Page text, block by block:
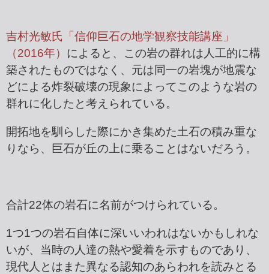
吉村光敏氏「信仰巨石の地学観察技能講座」
（2016年） によると、この岩の群れは人工的に構
築されたものではなく、元は同一の岩塊が地震な
どによる炸裂破壊の現象によってこのような岩の
群れに化したと考えられている。
開拓地を馴らした際にかき集めた土石の積み重な
りなら、巨石が丘の上に乗ることはないだろう。
合計22体の岩石に名前がつけられている。
1つ1つの岩石自体に深いいわれはないかもしれな
いが、当時の人達の熱や愛着を示すものであり、
現代人とはまた異なる認知のあらわれを読みとる